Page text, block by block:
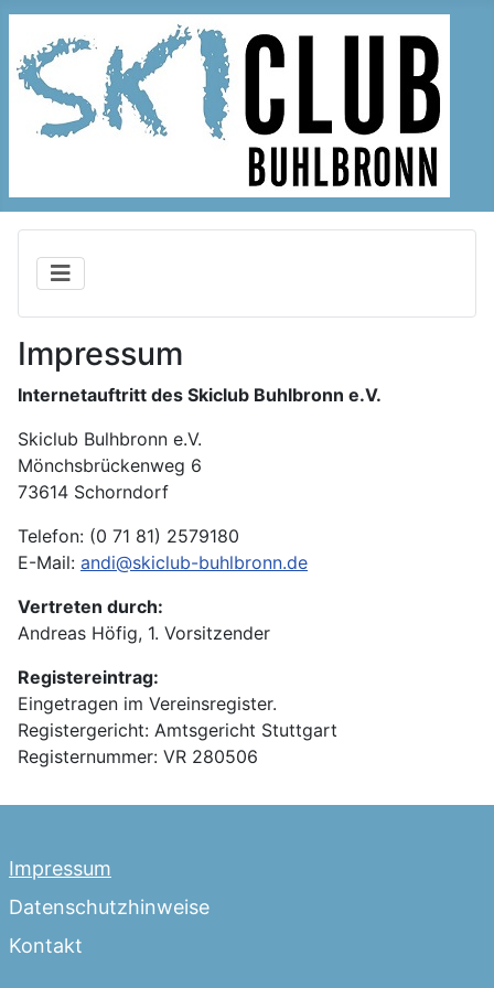
Impressum
Internetauftritt des Skiclub Buhlbronn e.V.
Skiclub Bulhbronn e.V.
Mönchsbrückenweg 6
73614 Schorndorf
Telefon: (0 71 81) 2579180
E-Mail: andi@skiclub-buhlbronn.de
Vertreten durch:
Andreas Höfig, 1. Vorsitzender
Registereintrag:
Eingetragen im Vereinsregister.
Registergericht: Amtsgericht Stuttgart
Registernummer: VR 280506
Impressum
Datenschutzhinweise
Kontakt